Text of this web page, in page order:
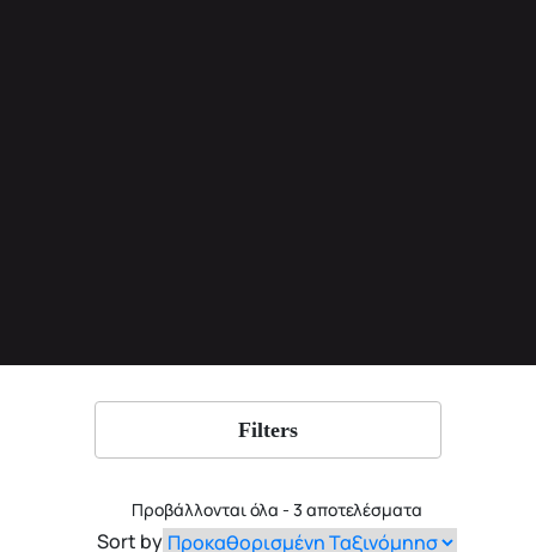
Filters
Προβάλλονται όλα - 3 αποτελέσματα
Sort by